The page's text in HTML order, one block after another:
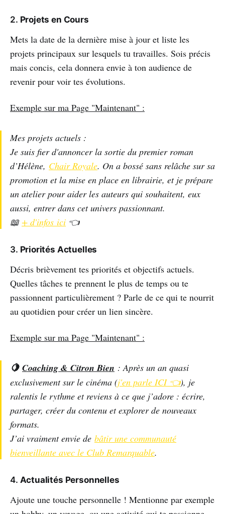
2. Projets en Cours
Mets la date de la dernière mise à jour et liste les
projets principaux sur lesquels tu travailles. Sois précis
mais concis, cela donnera envie à ton audience de
revenir pour voir tes évolutions.
Exemple sur ma Page "Maintenant" :
Mes projets actuels :
Je suis fier d'annoncer la sortie du premier roman
d’Hélène, Chair Royale. On a bossé sans relâche sur sa
promotion et la mise en place en librairie, et je prépare
un atelier pour aider les auteurs qui souhaitent, eux
aussi, entrer dans cet univers passionnant.
📖+ d'infos ici 👈
3. Priorités Actuelles
Décris brièvement tes priorités et objectifs actuels.
Quelles tâches te prennent le plus de temps ou te
passionnent particulièrement ? Parle de ce qui te nourrit
au quotidien pour créer un lien sincère.
Exemple sur ma Page "Maintenant" :
🍋 Coaching & Citron Bien : Après un an quasi
exclusivement sur le cinéma (j'en parle ICI 👈), je
ralentis le rythme et reviens à ce que j’adore : écrire,
partager, créer du contenu et explorer de nouveaux
formats.
J’ai vraiment envie de bâtir une communauté
bienveillante avec le Club Remarquable.
4. Actualités Personnelles
Ajoute une touche personnelle ! Mentionne par exemple